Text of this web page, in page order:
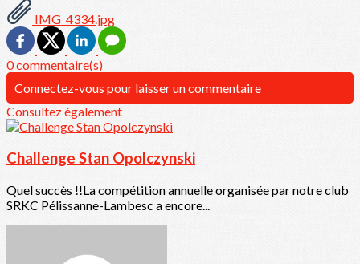
IMG_4334.jpg
0 commentaire(s)
Connectez-vous pour laisser un commentaire
Consultez également
Challenge Stan Opolczynski
Quel succès !!La compétition annuelle organisée par notre club
SRKC Pélissanne-Lambesc a encore...